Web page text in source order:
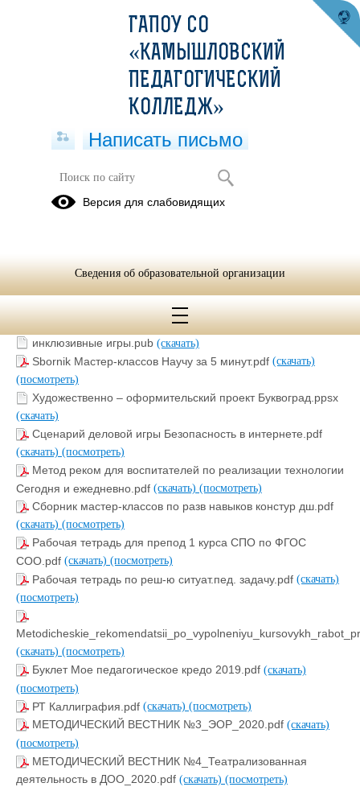
Актуальные методические
разработки колледжа
+МЕТОДИЧЕСКИЙ ВЕСТНИК№1 2016-2017.pdf
инклюзивные игры.pub (скачать)
Sbornik Мастер-классов Научу за 5 минут.pdf (скачать)
(посмотреть)
Художественно – оформительский проект Буквоград.ppsx
(скачать)
Сценарий деловой игры Безопасность в интернете.pdf
(скачать) (посмотреть)
Метод реком для воспитателей по реализации технологии
Сегодня и ежедневно.pdf (скачать) (посмотреть)
Сборник мастер-классов по разв навыков констур дш.pdf
(скачать) (посмотреть)
Рабочая тетрадь для препод 1 курса СПО по ФГОС
СОО.pdf (скачать) (посмотреть)
Рабочая тетрадь по реш-ю ситуат.пед. задачу.pdf (скачать)
(посмотреть)
(скачать) (посмотреть)
Буклет Мое педагогическое кредо 2019.pdf (скачать)
(посмотреть)
РТ Каллиграфия.pdf (скачать) (посмотреть)
МЕТОДИЧЕСКИЙ ВЕСТНИК №3_ЭОР_2020.pdf (скачать)
(посмотреть)
МЕТОДИЧЕСКИЙ ВЕСТНИК №4_Театрализованная
деятельность в ДОО_2020.pdf (скачать) (посмотреть)
ГАПОУ СО
«КАМЫШЛОВСКИЙ
ПЕДАГОГИЧЕСКИЙ
КОЛЛЕДЖ»
Написать письмо
Версия для слабовидящих
Сведения об образовательной организации